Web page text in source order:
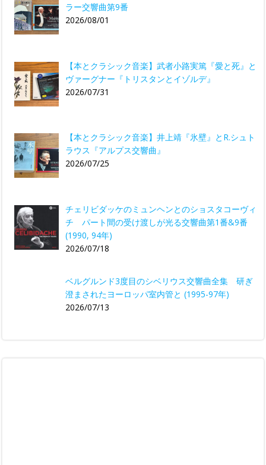
ラー交響曲第9番
2026/08/01
【本とクラシック音楽】武者小路実篤『愛と死』と
ヴァーグナー『トリスタンとイゾルデ』
2026/07/31
【本とクラシック音楽】井上靖『氷壁』とR.シュト
ラウス『アルプス交響曲』
2026/07/25
チェリビダッケのミュンヘンとのショスタコーヴィ
チ パート間の受け渡しが光る交響曲第1番&9番
(1990, 94年)
2026/07/18
ベルグルンド3度目のシベリウス交響曲全集 研ぎ
澄まされたヨーロッパ室内管と (1995-97年)
2026/07/13